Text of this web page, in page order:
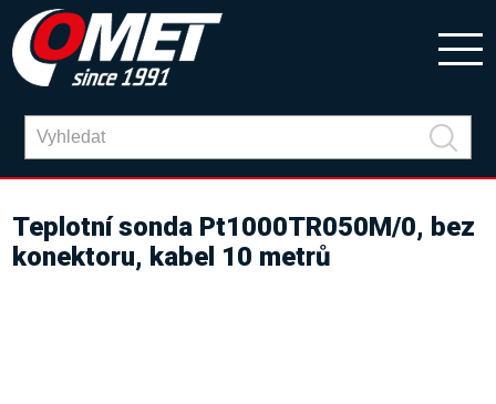
Teplotní sonda Pt1000TR050M/0, bez
konektoru, kabel 10 metrů